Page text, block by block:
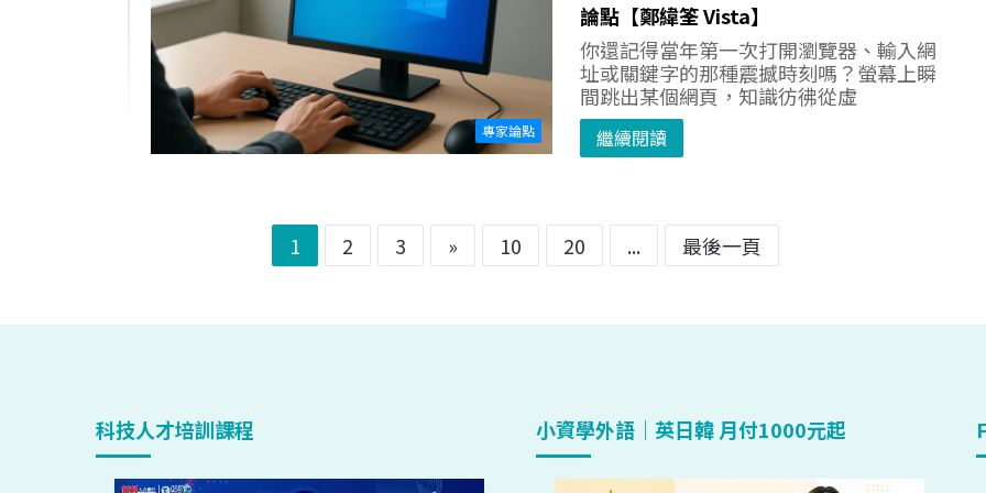
專家論點
論點【鄭緯筌 Vista】
你還記得當年第一次打開瀏覽器、輸入網
址或關鍵字的那種震撼時刻嗎？螢幕上瞬
間跳出某個網頁，知識彷彿從虛
繼續閱讀
1 2 3 » 10 20 ... 最後一頁
科技人才培訓課程 小資學外語｜英日韓 月付1000元起